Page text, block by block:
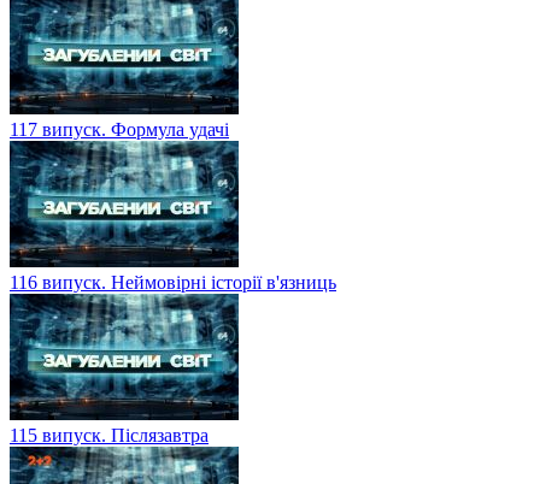
117 випуск. Формула удачі
116 випуск. Неймовірні історії в'язниць
115 випуск. Післязавтра